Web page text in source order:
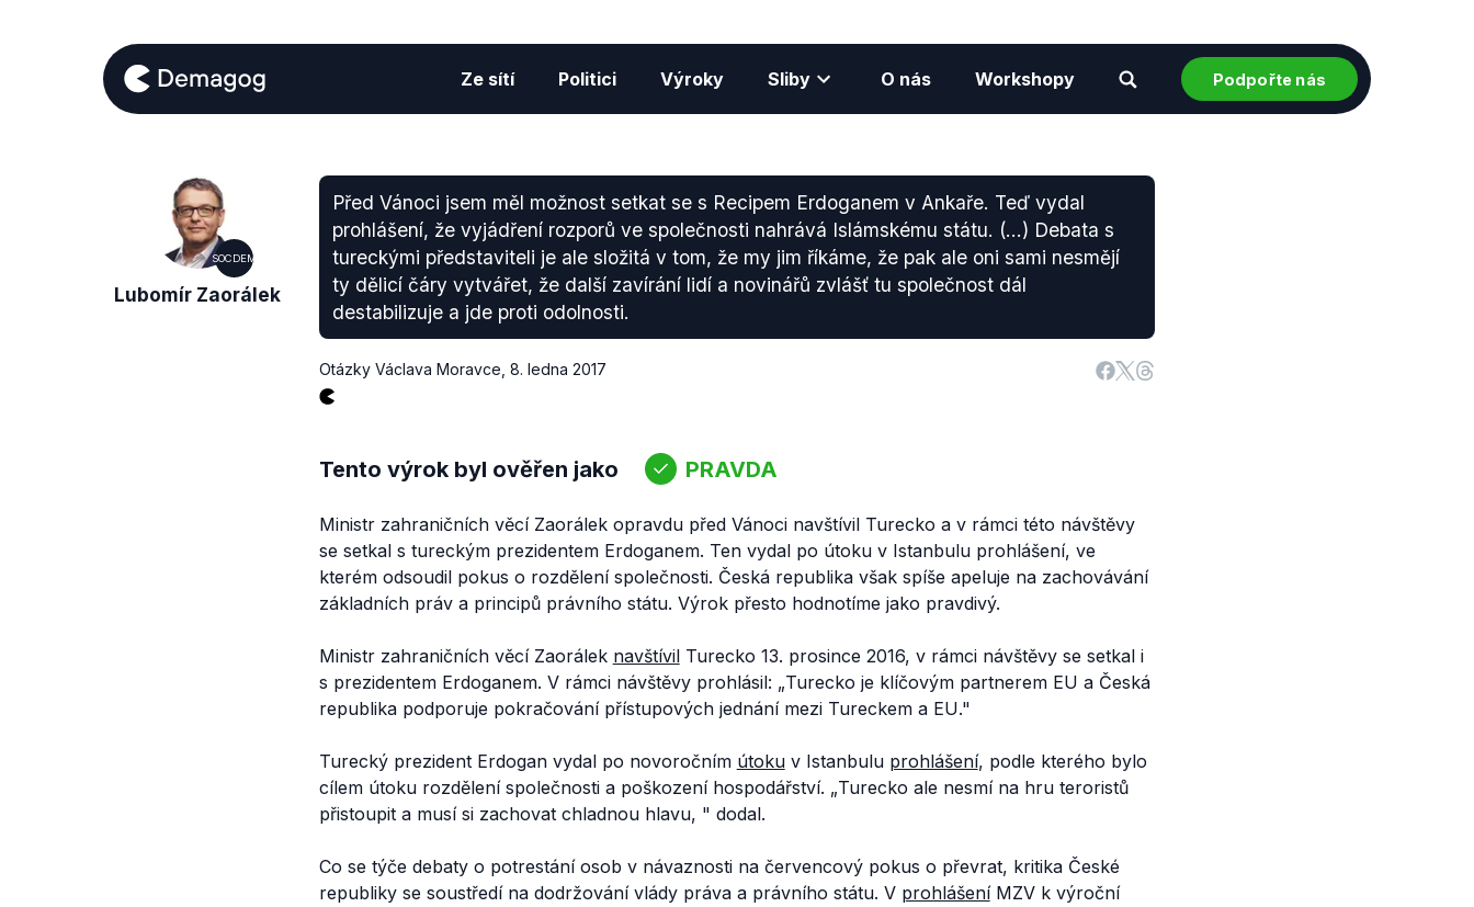
Ze sítí Politici Výroky Sliby O nás Workshopy Podpořte nás
SOCDEM
Lubomír Zaorálek
Před Vánoci jsem měl možnost setkat se s Recipem Erdoganem v Ankaře. Teď vydal
prohlášení, že vyjádření rozporů ve společnosti nahrává Islámskému státu. (...) Debata s
tureckými představiteli je ale složitá v tom, že my jim říkáme, že pak ale oni sami nesmějí
ty dělicí čáry vytvářet, že další zavírání lidí a novinářů zvlášť tu společnost dál
destabilizuje a jde proti odolnosti.
Otázky Václava Moravce 8. ledna 2017
Tento výrok byl ověřen jako PRAVDA
Ministr zahraničních věcí Zaorálek opravdu před Vánoci navštívil Turecko a v rámci této návštěvy
se setkal s tureckým prezidentem Erdoganem. Ten vydal po útoku v Istanbulu prohlášení, ve
kterém odsoudil pokus o rozdělení společnosti. Česká republika však spíše apeluje na zachovávání
základních práv a principů právního státu. Výrok přesto hodnotíme jako pravdivý.
Ministr zahraničních věcí Zaorálek navštívilTurecko 13. prosince 2016, v rámci návštěvy se setkal i
s prezidentem Erdoganem. V rámci návštěvy prohlásil: „Turecko je klíčovým partnerem EU a Česká
republika podporuje pokračování přístupových jednání mezi Tureckem a EU."
Turecký prezident Erdogan vydal po novoročním útokuv Istanbulu prohlášení, podle kterého bylo
cílem útoku rozdělení společnosti a poškození hospodářství. „Turecko ale nesmí na hru teroristů
přistoupit a musí si zachovat chladnou hlavu, " dodal.
Co se týče debaty o potrestání osob v návaznosti na červencový pokus o převrat, kritika České
republiky se soustředí na dodržování vlády práva a právního státu. V prohlášeníMZV k výroční